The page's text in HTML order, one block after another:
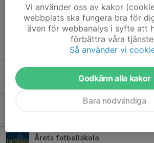
Erbjudande till våra medlemmar
27 mar 2024 0
BLI MEDLEM 2024
12 mar 2024 0
0
Fotbollskola 2023!
Årets fotbollskola
Vi använder oss av kakor
webbplats ska fungera bra för
även för webbanalys i syfte att
förbättra våra
Så använder vi
Godkänn alla kakor
Bara nödvändiga